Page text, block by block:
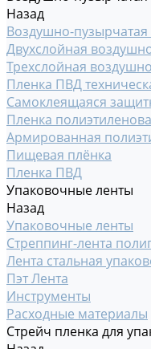
Назад
Воздушно-пузырчатая
Двухслойная
Трехслойная
Пленка ПВД
Самоклеящаяся
Пленка
Армированная
Пищевая плёнка
Пленка ПВД
Упаковочные ленты
Назад
Упаковочные ленты
Стреппинг-лента
Лента стальная
Пэт Лента
Инструменты
Расходные материалы
Стрейч пленка для